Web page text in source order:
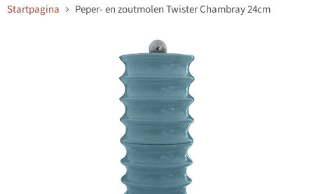
Startpagina Peper- en zoutmolen Twister Chambray 24cm